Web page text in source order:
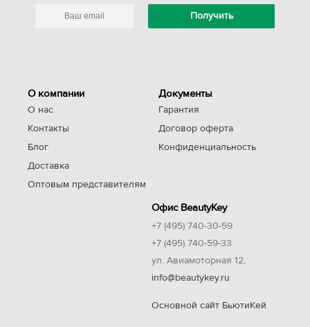
О компании
О нас
Контакты
Блог
Доставка
Оптовым представителям
Документы
Гарантия
Договор оферта
Конфиденциальность
Офис BeautyKey
+7 (495) 740-30-59
+7 (495) 740-59-33
ул. Авиамоторная 12,
info@beautykey.ru
Основной сайт БьютиКей